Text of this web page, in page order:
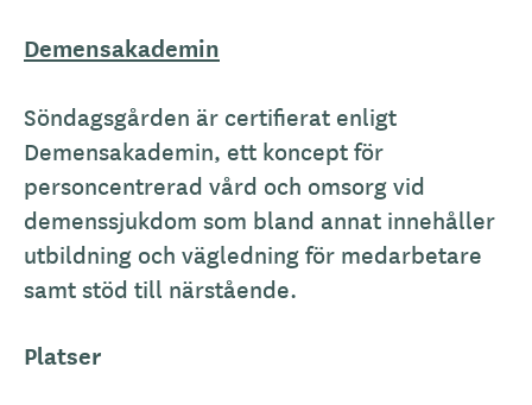
Demensakademin
Söndagsgården är certifierat enligt
Demensakademin, ett koncept för
personcentrerad vård och omsorg vid
demenssjukdom som bland annat innehåller
utbildning och vägledning för medarbetare
samt stöd till närstående.
Platser